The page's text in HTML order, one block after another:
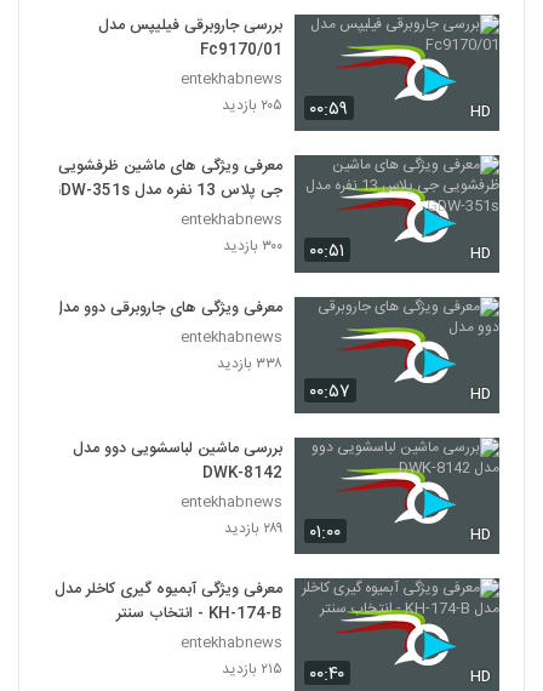
۰۰:۵۹ HD
بررسی جاروبرقی فیلیپس مدل
Fc9170/01
entekhabnews
۲۰۵ بازدید
۰۰:۵۱ HD
معرفی ویژگی های ماشین ظرفشویی
جی پلاس 13 نفره مدل GDW-351s
entekhabnews
۳۰۰ بازدید
۰۰:۵۷ HD
معرفی ویژگی های جاروبرقی دوو مدل
entekhabnews
۳۳۸ بازدید
۰۱:۰۰ HD
بررسی ماشین لباسشویی دوو مدل
DWK-8142
entekhabnews
۲۸۹ بازدید
۰۰:۴۰ HD
معرفی ویژگی آبمیوه گیری کاخلر مدل
KH-174-B - انتخاب سنتر
entekhabnews
۲۱۵ بازدید